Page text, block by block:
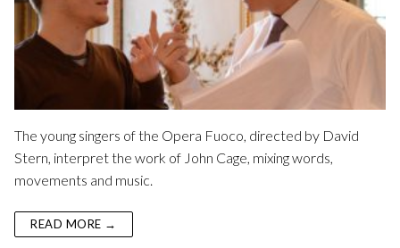
The young singers of the Opera Fuoco, directed by David
Stern, interpret the work of John Cage, mixing words,
movements and music.
READ MORE →